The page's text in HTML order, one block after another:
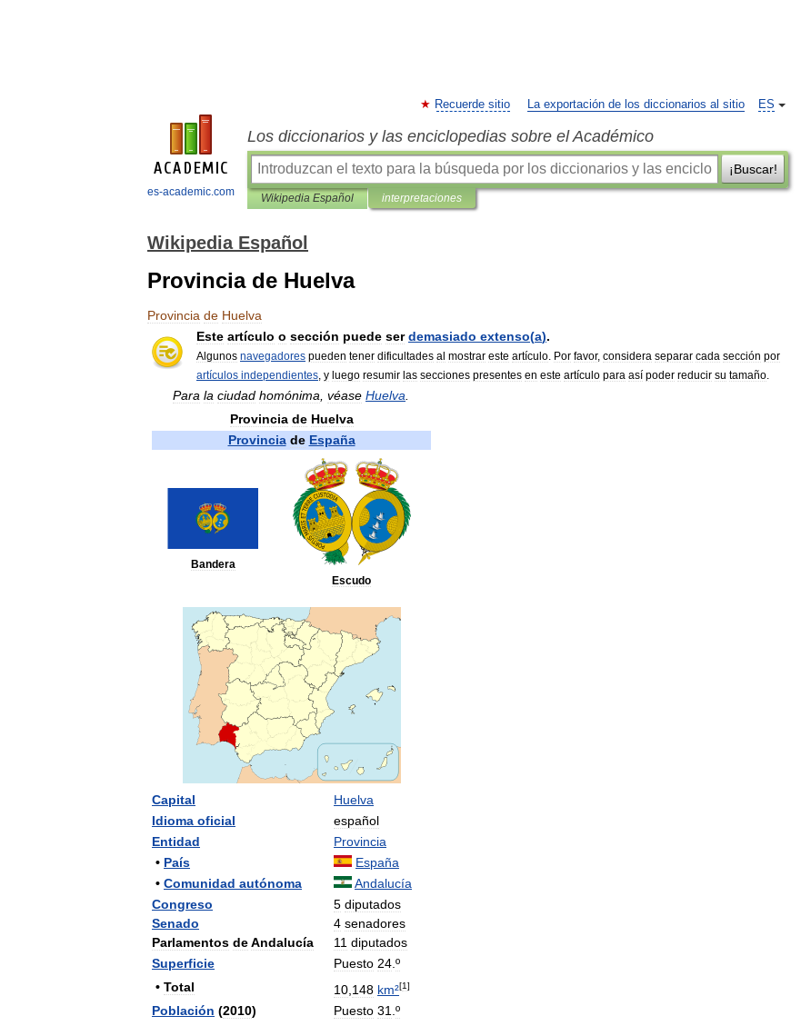
es-academic.com
ES
Recuerde sitio La exportación de los diccionarios al sitio
Los diccionarios y las enciclopedias sobre el Académico
¡Buscar!
Wikipedia Español interpretaciones
Wikipedia Español
Provincia de Huelva
Provincia de Huelva
Este artículo o sección puede ser demasiado extenso(a).
Algunos navegadores pueden tener dificultades al mostrar este artículo Por favor, considera separar cada sección por
artículos independientes y luego resumir las secciones presentes en este artículo para así poder reducir su tamaño
Para la ciudad homónima véase Huelva
Provincia de Huelva
Provincia de España
Bandera
Escudo
Capital
Huelva
Idioma oficial
español
Entidad
Provincia
• País
España
• Comunidad autónoma
Andalucía
Congreso
Senado
Parlamentos deAndalucía
5 diputados
4 senadores
11 diputados
Superficie
Puesto 24 º
• Total 10 148 km²[1]
Población (2010) Puesto 31 º